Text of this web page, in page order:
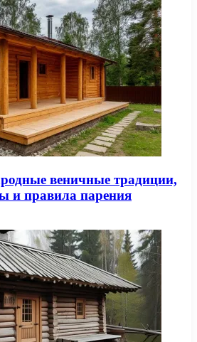
веничные традиции,
и правила парения